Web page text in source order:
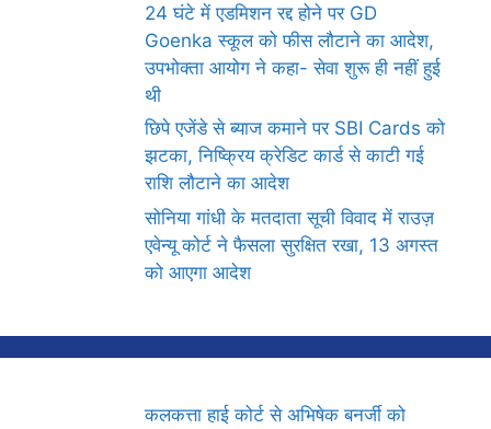
24 घंटे में एडमिशन रद्द होने पर GD
Goenka स्कूल को फीस लौटाने का आदेश,
उपभोक्ता आयोग ने कहा- सेवा शुरू ही नहीं हुई
थी
छिपे एजेंडे से ब्याज कमाने पर SBI Cards को
झटका, निष्क्रिय क्रेडिट कार्ड से काटी गई
राशि लौटाने का आदेश
सोनिया गांधी के मतदाता सूची विवाद में राउज़
एवेन्यू कोर्ट ने फैसला सुरक्षित रखा, 13 अगस्त
को आएगा आदेश
कलकत्ता हाई कोर्ट से अभिषेक बनर्जी को